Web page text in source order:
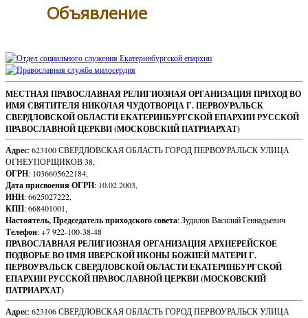
Объявление
Sidebar
Footer
Content
МЕСТНАЯ ПРАВОСЛАВНАЯ РЕЛИГИОЗНАЯ ОРГАНИЗАЦИЯ ПРИХОД ВО
ИМЯ СВЯТИТЕЛЯ НИКОЛАЯ ЧУДОТВОРЦА Г. ПЕРВОУРАЛЬСК
СВЕРДЛОВСКОЙ ОБЛАСТИ ЕКАТЕРИНБУРГСКОЙ ЕПАРХИИ РУССКОЙ
ПРАВОСЛАВНОЙ ЦЕРКВИ (МОСКОВСКИЙ ПАТРИАРХАТ)
Адрес: 623100 СВЕРДЛОВСКАЯ ОБЛАСТЬ ГОРОД ПЕРВОУРАЛЬСК УЛИЦА
ОГНЕУПОРЩИКОВ 38,
ОГРН: 1036605622184,
Дата присвоения ОГРН: 10.02.2003,
ИНН: 6625027222,
КПП: 668401001,
Настоятель, Председатель приходского совета: Зудилов Василий Геннадьевич
Телефон: +7 922-100-38-48
ПРАВОСЛАВНАЯ РЕЛИГИОЗНАЯ ОРГАНИЗАЦИЯ АРХИЕРЕЙСКОЕ
ПОДВОРЬЕ ВО ИМЯ ИВЕРСКОЙ ИКОНЫ БОЖИЕЙ МАТЕРИ Г.
ПЕРВОУРАЛЬСК СВЕРДЛОВСКОЙ ОБЛАСТИ ЕКАТЕРИНБУРГСКОЙ
ЕПАРХИИ РУССКОЙ ПРАВОСЛАВНОЙ ЦЕРКВИ (МОСКОВСКИЙ
ПАТРИАРХАТ)
Адрес: 623106 СВЕРДЛОВСКАЯ ОБЛАСТЬ ГОРОД ПЕРВОУРАЛЬСК УЛИЦА